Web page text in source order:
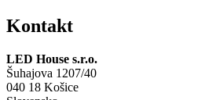
Kontakt
LED House s.r.o.
Šuhajova 1207/40
040 18 Košice